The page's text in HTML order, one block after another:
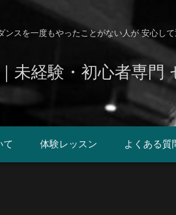
ンスを一度もやったことがない人が 安心し
未経験・初心者専門
て 体験レッスン よくある質